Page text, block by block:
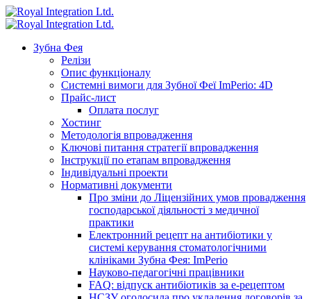
Зубна Фея
Релізи
Опис функціоналу
Системні вимоги для Зубної Феї ImPerio: 4D
Прайс-лист
Оплата послуг
Хостинг
Методологія впровадження
Ключові питання стратегії впровадження
Інструкції по етапам впровадження
Індивідуальні проекти
Нормативні документи
Про зміни до Ліцензійних умов провадження
господарської діяльності з медичної
практики
Електронний рецепт на антибіотики у
системі керування стоматологічними
клініками Зубна Фея: ImPerio
Науково-педагогічні працівники
FAQ: відпуск антибіотиків за е-рецептом